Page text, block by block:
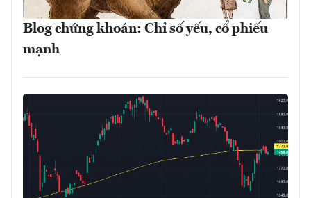
Blog chứng khoán: Chỉ số yếu, cổ phiếu
mạnh